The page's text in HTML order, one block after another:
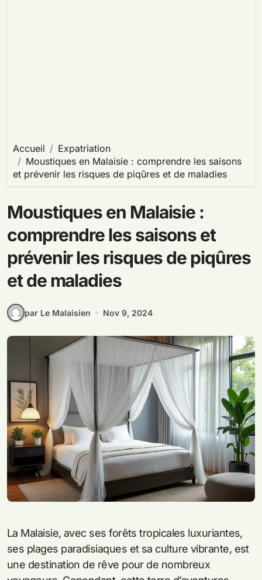
Accueil
Expatriation
Moustiques en Malaisie : comprendre les saisons
et prévenir les risques de piqûres et de maladies
Moustiques en Malaisie :
comprendre les saisons et
prévenir les risques de piqûres
et de maladies
par Le Malaisien Nov 9, 2024
La Malaisie, avec ses forêts tropicales luxuriantes,
ses plages paradisiaques et sa culture vibrante, est
une destination de rêve pour de nombreux